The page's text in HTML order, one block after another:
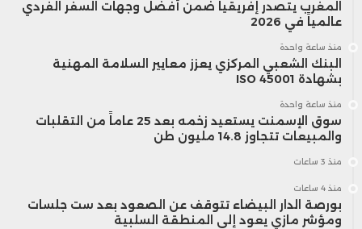
كثير من الورثة يتلقون هذه الأموال بعد سن
الخمسين، عندما تكون أولوياتهم المالية
مختلفة تمامًا.
المغرب يتصدر إفريقيا ضمن أفضل وجهات السفر الفردي
عالمياً في 2026
منذ ساعة واحدة
البنك الشعبي المركزي يعزز معايير السلامة المهنية
بشهادة ISO 45001
منذ ساعة واحدة
سوق الإسمنت يستعيد زخمه بعد 25 عاماً من التقلبات
والمبيعات تتجاوز 14.8 مليون طن
منذ 3 ساعات
منذ 4 ساعات
بورصة الدار البيضاء تتوقف عن الصعود بعد ست جلسات
ومؤشر مازي يعود إلى المنطقة السلبية